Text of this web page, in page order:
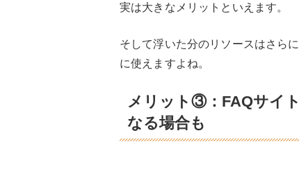
実は大きなメリットといえます。
そして浮いた分のリソースはさら
に使えますよね。
メリット③：FAQサイ
なる場合も